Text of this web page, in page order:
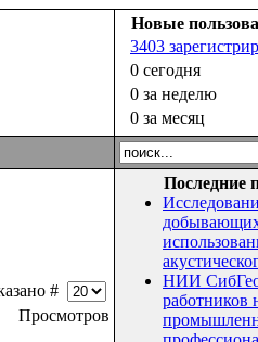
Новые
3403
0 сегодня
0 за неделю
0 за месяц
#
Просмотров
Последние
НИИ
работников